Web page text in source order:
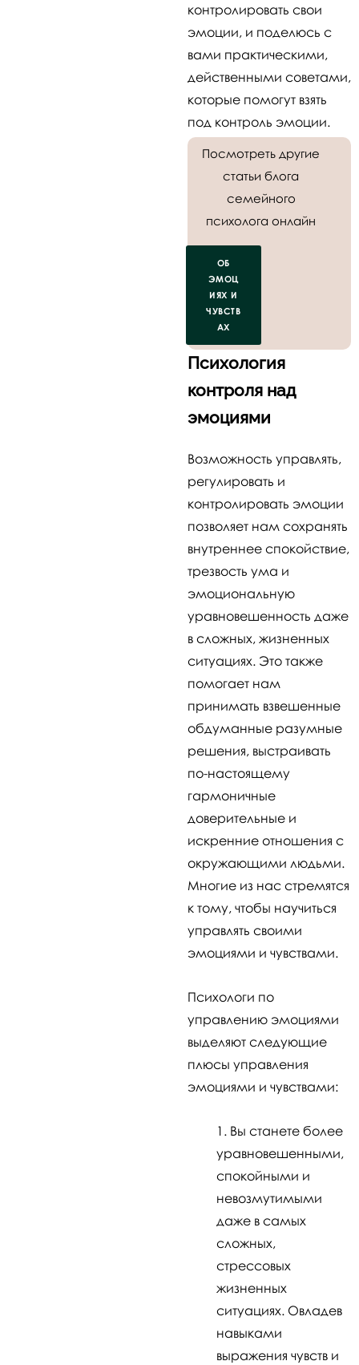
контролировать свои
эмоции, и поделюсь с
вами практическими,
действенными советами,
которые помогут взять
под контроль эмоции.
Посмотреть другие
статьи блога
семейного
психолога онлайн
ОБ
ЭМОЦ
ИЯХ И
ЧУВСТВ
АХ
Психология
контроля над
эмоциями
Возможность управлять,
регулировать и
контролировать эмоции
позволяет нам сохранять
внутреннее спокойствие,
трезвость ума и
эмоциональную
уравновешенность даже
в сложных, жизненных
ситуациях. Это также
помогает нам
принимать взвешенные
обдуманные разумные
решения, выстраивать
по-настоящему
гармоничные
доверительные и
искренние отношения с
окружающими людьми.
Многие из нас стремятся
к тому, чтобы научиться
управлять своими
эмоциями и чувствами.
Психологи по
управлению эмоциями
выделяют следующие
плюсы управления
эмоциями и чувствами:
Вы станете более
уравновешенными,
спокойными и
невозмутимыми
даже в самых
сложных,
стрессовых
жизненных
ситуациях. Овладев
навыками
выражения чувств и